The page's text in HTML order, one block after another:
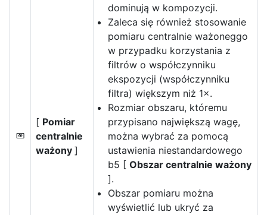
M
[ Pomiar
centralnie
ważony ]
dominują w kompozycji.
Zaleca się również stosowanie
pomiaru centralnie ważoneggo
w przypadku korzystania z
filtrów o współczynniku
ekspozycji (współczynniku
filtra) większym niż 1×.
Rozmiar obszaru, któremu
przypisano największą wagę,
można wybrać za pomocą
ustawienia niestandardowego
b5 [ Obszar centralnie ważony
].
Obszar pomiaru można
wyświetlić lub ukryć za